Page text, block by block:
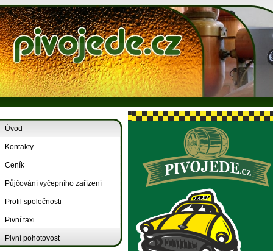
Úvod
Kontakty
Ceník
Půjčování vyčepního zařízení
Profil společnosti
Pivní taxi
Pivní pohotovost